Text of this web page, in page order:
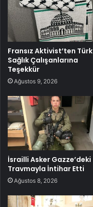
Fransız Aktivist’ten Türk
Sağlık Çalışanlarına
Teşekkür
Ağustos 9, 2026
İsrailli Asker Gazze’deki
Travmayla İntihar Etti
Ağustos 8, 2026